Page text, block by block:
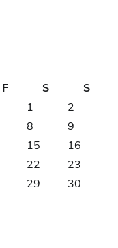
F S
S
1
2
8
9
15
16
22
23
29
30